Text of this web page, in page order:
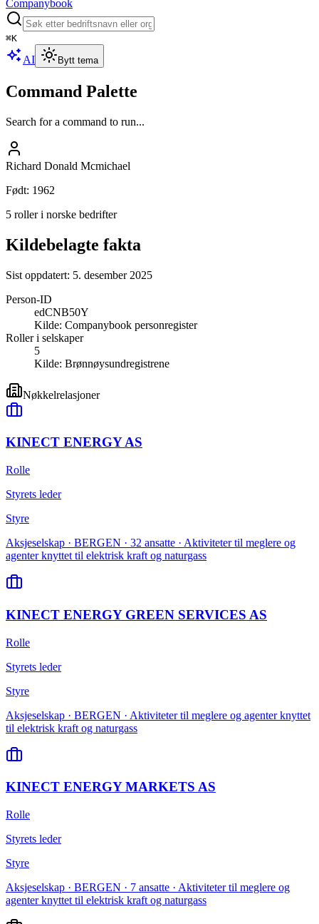
Companybook
⌘K
AI Bytt tema
Command Palette
Search for a command to run...
Richard Donald Mcmichael
Født: 1962
5 roller i norske bedrifter
Kildebelagte fakta
Sist oppdatert: 5. desember 2025
Person-ID
edCNB50Y
Kilde: Companybook personregister
Roller i selskaper
5
Kilde: Brønnøysundregistrene
Nøkkelrelasjoner
KINECT ENERGY AS
Rolle
Styrets leder
Styre
Aksjeselskap · BERGEN · 32 ansatte · Aktiviteter til meglere og
agenter knyttet til elektrisk kraft og naturgass
KINECT ENERGY GREEN SERVICES AS
Rolle
Styrets leder
Styre
Aksjeselskap · BERGEN · Aktiviteter til meglere og agenter knyttet
til elektrisk kraft og naturgass
KINECT ENERGY MARKETS AS
Rolle
Styrets leder
Styre
Aksjeselskap · BERGEN · 7 ansatte · Aktiviteter til meglere og
agenter knyttet til elektrisk kraft og naturgass